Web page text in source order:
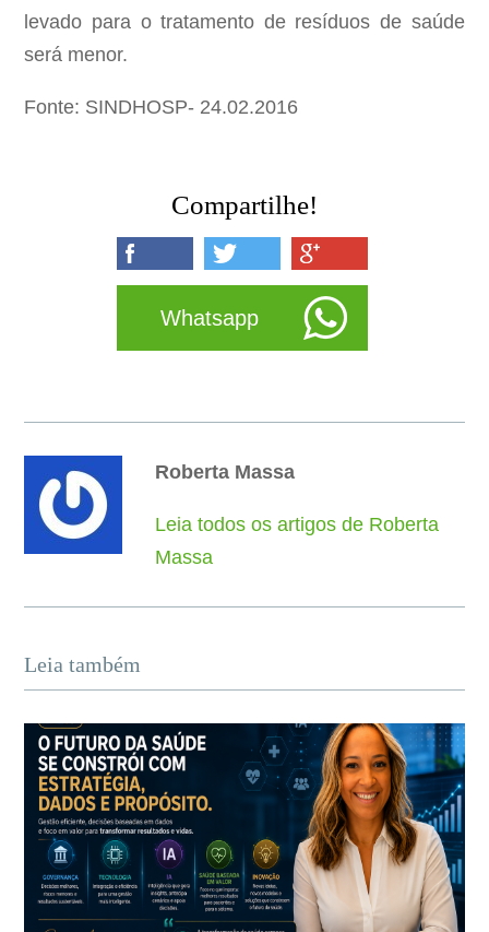
levado para o tratamento de resíduos de saúde
será menor.
Fonte: SINDHOSP- 24.02.2016
Compartilhe!
Whatsapp
Roberta Massa
Leia todos os artigos de Roberta
Massa
Leia também